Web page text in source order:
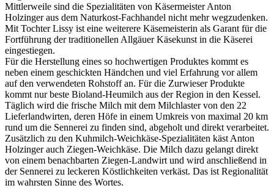
Mittlerweile sind die Spezialitäten von Käsermeister Anton
Holzinger aus dem Naturkost-Fachhandel nicht mehr wegzudenken.
Mit Tochter Lissy ist eine weiterere Käsemeisterin als Garant für die
Fortführung der traditionellen Allgäuer Käsekunst in die Käserei
eingestiegen.
Für die Herstellung eines so hochwertigen Produktes kommt es
neben einem geschickten Händchen und viel Erfahrung vor allem
auf den verwendeten Rohstoff an. Für die Zurwieser Produkte
kommt nur beste Bioland-Heumilch aus der Region in den Kessel.
Täglich wird die frische Milch mit dem Milchlaster von den 22
Lieferlandwirten, deren Höfe in einem Umkreis von maximal 20 km
rund um die Sennerei zu finden sind, abgeholt und direkt verarbeitet.
Zusätzlich zu den Kuhmilch-Weichkäse-Spezialitäten käst Anton
Holzinger auch Ziegen-Weichkäse. Die Milch dazu gelangt direkt
von einem benachbarten Ziegen-Landwirt und wird anschließend in
der Sennerei zu leckeren Köstlichkeiten verkäst. Das ist Regionalität
im wahrsten Sinne des Wortes.